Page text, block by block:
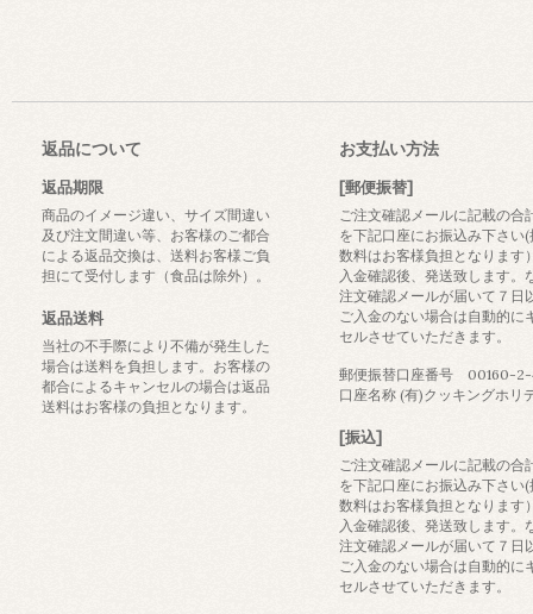
返品について
返品期限
商品のイメージ違い、サイズ間違い
及び注文間違い等、お客様のご都合
による返品交換は、送料お客様ご負
担にて受付します（食品は除外）。
返品送料
当社の不手際により不備が発生した
場合は送料を負担します。お客様の
都合によるキャンセルの場合は返品
送料はお客様の負担となります。
お支払い方法
[郵便振替]
ご注文確認メールに記載の合
を下記口座にお振込み下さい
数料はお客様負担となります
入金確認後、発送致します。
注文確認メールが届いて７日
ご入金のない場合は自動的に
セルさせていただきます。
郵便振替口座番号 00160-2-
口座名称 (有)クッキングホリ
[振込]
ご注文確認メールに記載の合
を下記口座にお振込み下さい
数料はお客様負担となります
入金確認後、発送致します。
注文確認メールが届いて７日
ご入金のない場合は自動的に
セルさせていただきます。